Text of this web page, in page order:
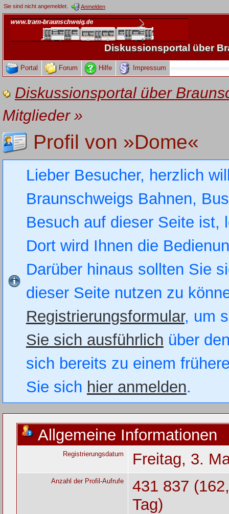
Sie sind nicht angemeldet. Anmelden
Diskussionsportal über
Portal Forum Hilfe Impressum
Diskussionsportal über
Mitglieder»
Profil von »Dome«
Lieber Besucher, herzlich
Braunschweigs Bahnen,
Besuch auf dieser Seite
Dort wird Ihnen die
Darüber hinaus sollten Sie
dieser Seite nutzen zu
Registrierungsformular, um
Sie sich ausführlich über
sich bereits zu einem
Sie sich hier anmelden.
Allgemeine Informationen
Registrierungsdatum Freitag, 3.
Anzahl der Profil-Aufrufe
431 837
Tag)